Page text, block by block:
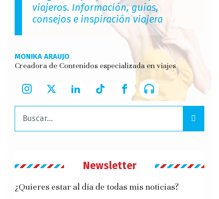
viajeros. Información, guías,
consejos e inspiración viajera
MONIKA ARAUJO
Creadora de Contenidos especializada en viajes
Buscar:
Newsletter
¿Quieres estar al día de todas mis noticias?